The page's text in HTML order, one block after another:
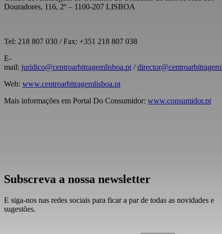
Douradores, 116, 2º – 1100-207 LISBOA
Tel: 218 807 030 / Fax: +351 218 807 038
E-
mail: juridico@centroarbitragemlisboa.pt/
Web: www.centroarbitragemlisboa.pt
Mais informações em Portal Do Consumidor: www.consumidor.pt
Subscreva a nossa newsletter
E siga-nos nas redes sociais para ficar a par de todas as novidades e
sugestões.